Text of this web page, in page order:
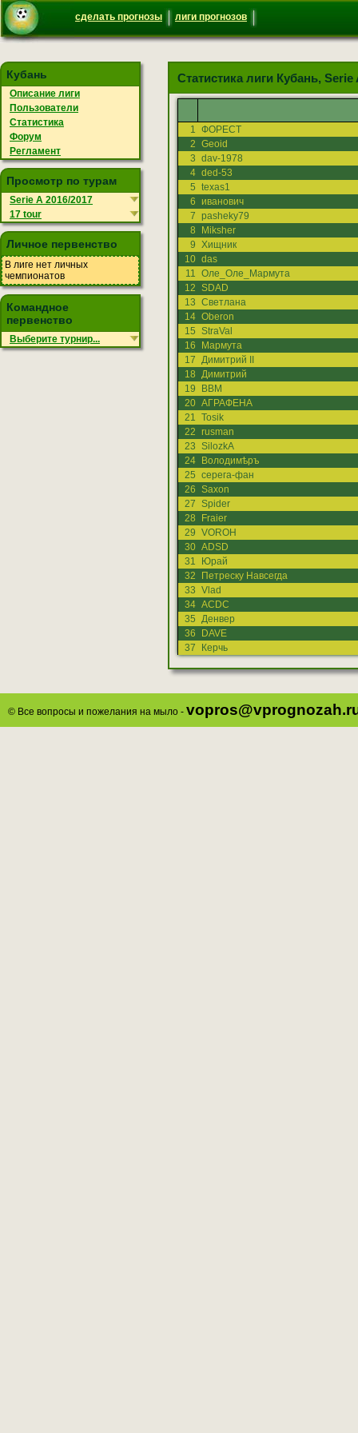
сделать прогнозы лиги прогнозов
Статистика лиги Кубань, Serie
1 ФОРЕСТ
2 Geoid
3 dav-1978
4 ded-53
5 texas1
6 иванович
7 pasheky79
8
Miksher
9 Хищник
10 das
11 Оле_Оле_Мармута
12 SDAD
13 Светлана
14 Oberon
15 StraVal
16
Мармута
17 Димитрий II
18 Димитрий
19
ВВМ
20 АГРАФЕНА
21 Tosik
22 rusman
23 SilozkA
24
Володимѣръ
25 серега-фан
26 Saxon
27 Spider
28
Fraier
29 VOROH
30 ADSD
31
Юрай
32
Петреску Навсегда
33 Vlad
34 ACDC
35 Денвер
36
DAVE
37
Керчь
Кубань
Описание лиги
Пользователи
Статистика
Форум
Регламент
Просмотр по турам
Serie A 2016/2017
17 tour
Личное первенство
В лиге нет личных
чемпионатов
Командное
первенство
Выберите турнир...
© Все вопросы и пожелания на мыло -